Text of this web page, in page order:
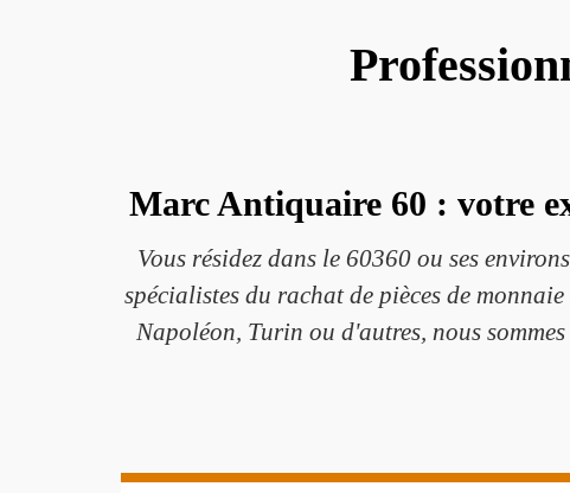
Marc Antiquaire 60 : votre
Vous résidez dans le 60360 ou ses
spécialistes du rachat de pièces de
Napoléon, Turin ou d'autres, nous